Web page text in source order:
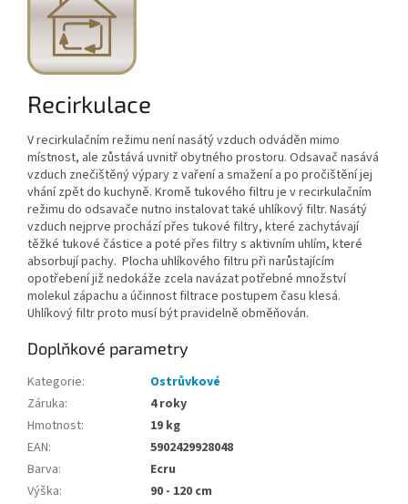
Recirkulace
V recirkulačním režimu není nasátý vzduch odváděn mimo
místnost, ale zůstává uvnitř obytného prostoru. Odsavač nasává
vzduch znečištěný výpary z vaření a smažení a po pročištění jej
vhání zpět do kuchyně. Kromě tukového filtru je v recirkulačním
režimu do odsavače nutno instalovat také uhlíkový filtr. Nasátý
vzduch nejprve prochází přes tukové filtry, které zachytávají
těžké tukové částice a poté přes filtry s aktivním uhlím, které
absorbují pachy. Plocha uhlíkového filtru při narůstajícím
opotřebení již nedokáže zcela navázat potřebné množství
molekul zápachu a účinnost filtrace postupem času klesá.
Uhlíkový filtr proto musí být pravidelně obměňován.
Doplňkové parametry
Kategorie:
Ostrůvkové
Záruka:
4 roky
Hmotnost:
19 kg
EAN:
5902429928048
Barva:
Ecru
Výška:
90 - 120 cm